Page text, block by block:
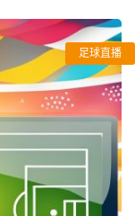
足球直播